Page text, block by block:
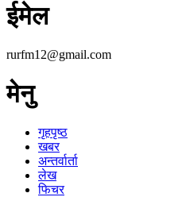
ईमेल
rurfm12@gmail.com
मेनु
गृहपृष्ठ
खबर
अन्तर्वार्ता
लेख
फिचर